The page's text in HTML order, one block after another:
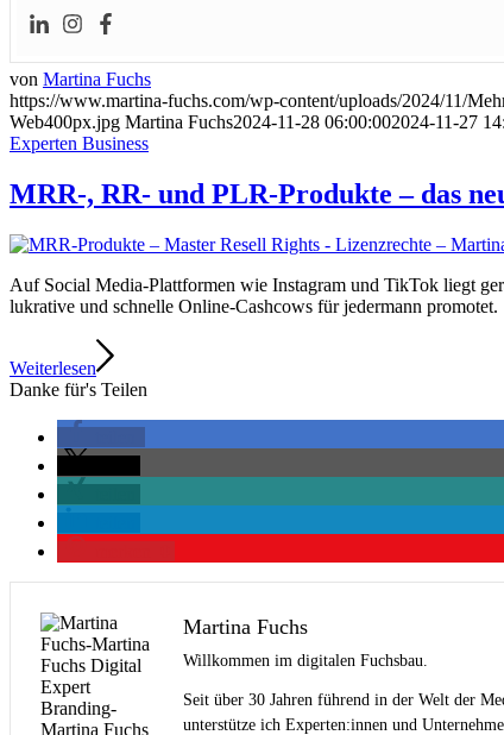
von Martina Fuchs
https://www.martina-fuchs.com/wp-content/uploads/2024/11/
Web400px.jpg Martina Fuchs2024-11-28 06:00:002024-11-27
Experten Business
MRR-, RR- und PLR-Produkte – das
Auf Social Media-Plattformen wie Instagram und TikTok liegt
lukrative und schnelle Online-Cashcows für jedermann promotet.
Weiterlesen
Danke für's Teilen
Martina Fuchs
Willkommen im digitalen Fuchsbau.
Seit über 30 Jahren führend in der Welt der
unterstütze ich Experten:innen und